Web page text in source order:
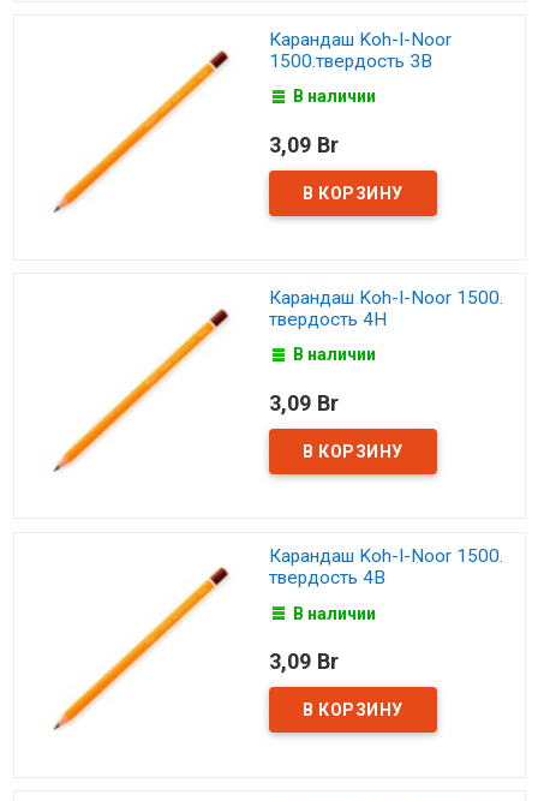
Карандаш Koh-I-Noor
1500.твердость 3B
В наличии
3,09 Br
Карандаш Koh-I-Noor 1500.
твердость 4H
В наличии
3,09 Br
Карандаш Koh-I-Noor 1500.
твердость 4B
В наличии
3,09 Br